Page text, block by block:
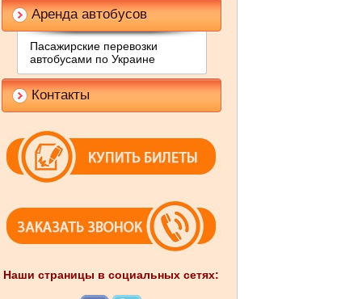
Аренда автобусов
Пасажирские перевозки
автобусами по Украине
Контакты
Наши страницы в социальных сетях: